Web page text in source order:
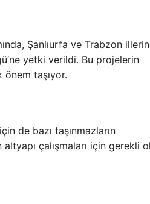
Şanlıurfa ve Trabzon
yetki verildi. Bu projelerin
önem taşıyor.
de bazı taşınmazların
çalışmaları için gerekli